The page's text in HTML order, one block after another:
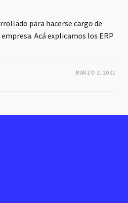
para hacerse cargo de
Acá explicamos los ERP
MARZO 2, 2021